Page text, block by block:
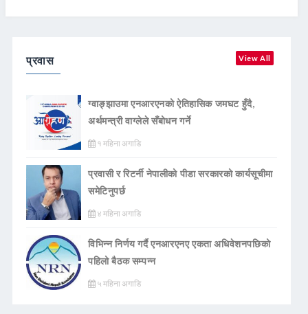
प्रवास View All
ग्वाङ्झाउमा एनआरएनको ऐतिहासिक जमघट हुँदै,
अर्थमन्त्री वाग्लेले सँबोधन गर्ने
१ महिना अगाडि
प्रवासी र रिटर्नी नेपालीको पीडा सरकारको कार्यसूचीमा
समेटिनुपर्छ
४ महिना अगाडि
विभिन्न निर्णय गर्दै एनआरएनए एकता अधिवेशनपछिको
पहिलो बैठक सम्पन्न
५ महिना अगाडि